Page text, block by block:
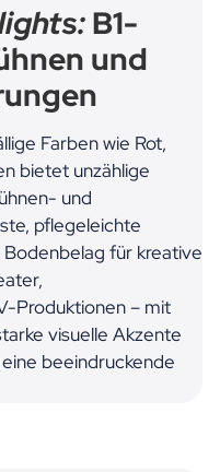
B1-
und
Farben wie Rot,
bietet unzählige
und
pflegeleichte
für kreative
Produktionen – mit
visuelle Akzente
beeindruckende